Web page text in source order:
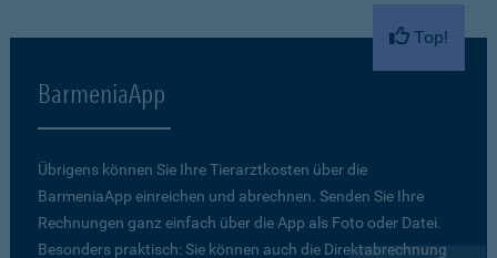
Top!
BarmeniaApp
Übrigens können Sie Ihre Tierarztkosten über die
BarmeniaApp einreichen und abrechnen. Senden Sie Ihre
Rechnungen ganz einfach über die App als Foto oder Datei.
Besonders praktisch: Sie können auch die Direktabrechnung